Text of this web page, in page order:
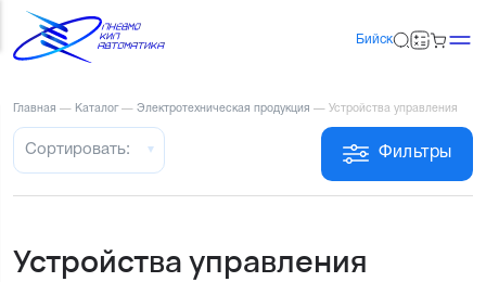
Бийск
Главная — Каталог — Электротехническая продукция — Устройства управления
Фильтры
Сортировать:
Устройства управления